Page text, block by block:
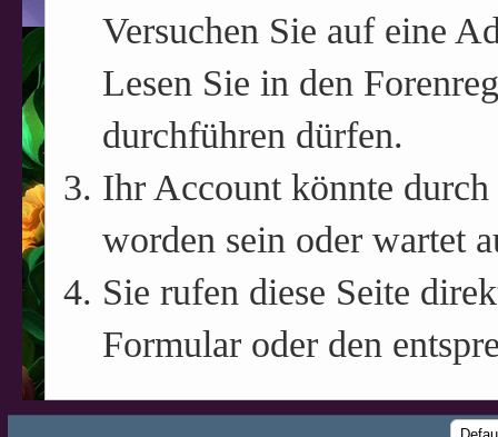
Versuchen Sie auf eine
Lesen Sie in den
durchführen dürfen.
Ihr Account könnte
worden sein oder wartet
Sie rufen diese Seite
Formular oder den